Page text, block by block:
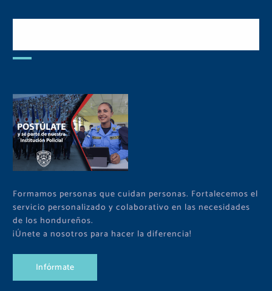
Formamos personas que cuidan personas. Fortalecemos el
servicio personalizado y colaborativo en las necesidades
de los hondureños.
¡Únete a nosotros para hacer la diferencia!
Infórmate